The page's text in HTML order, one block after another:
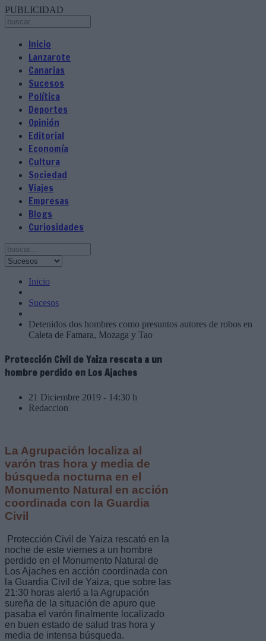
PUBLICIDAD
Inicio
Lanzarote
Canarias
Sucesos
Política
Deportes
Opinión
Editorial
Economía
Cultura
Sociedad
Viajes
Empresas
Blogs
Curiosidades
Inicio
Sucesos
Detenidos dos hombres como presuntos autores de robos en
Caleta de Famara, Mozaga y Tao
Protección Civil de Yaiza rescata a un
hombre perdido en Los Ajaches
21 Diciembre 2019 - 14:30 h
Redaccion
La Agrupación localiza al
varón tras hora y media de
búsqueda nocturna en el
Monumento Natural en acción
coordinada con la Guardia
Civil
Protección Civil de Yaiza rescató en la
noche de este viernes a un hombre
perdido en el Monumento Natural de
Los Ajaches en acción coordinada con
la Guardia Civil de Yaiza, que sobre las
21:30 horas alertó a la Agrupación
sureña de la situación de apuro que
pasaba el varón finalmente localizado
en buen estado de salud tras hora y
media de intensa búsqueda.